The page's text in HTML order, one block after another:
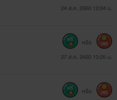
24 ส.ค. 2560 12:04 น.
27 ส.ค. 2560 13:25 น.
หรือ 300
หรือ 300